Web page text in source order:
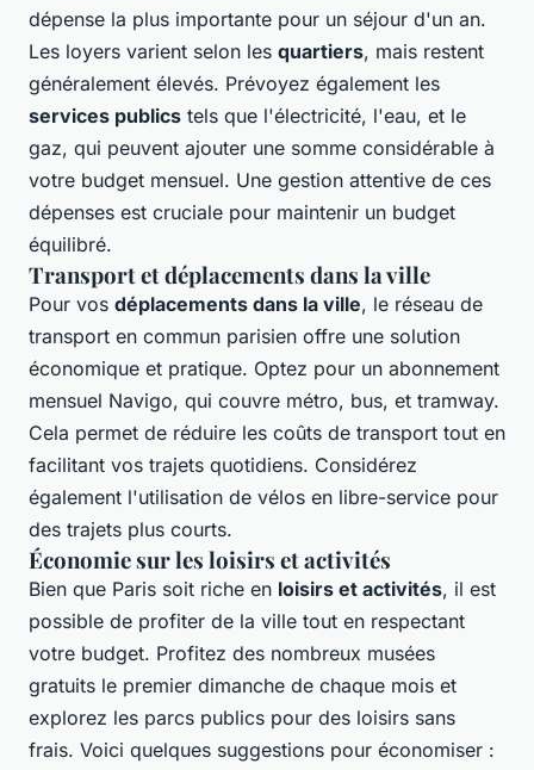
dépense la plus importante pour un séjour d'un an.
Les loyers varient selon les quartiers, mais restent
généralement élevés. Prévoyez également les
services publics tels que l'électricité, l'eau, et le
gaz, qui peuvent ajouter une somme considérable à
votre budget mensuel. Une gestion attentive de ces
dépenses est cruciale pour maintenir un budget
équilibré.
Transport et déplacements dans la ville
Pour vos déplacements dans la ville, le réseau de
transport en commun parisien offre une solution
économique et pratique. Optez pour un abonnement
mensuel Navigo, qui couvre métro, bus, et tramway.
Cela permet de réduire les coûts de transport tout en
facilitant vos trajets quotidiens. Considérez
également l'utilisation de vélos en libre-service pour
des trajets plus courts.
Économie sur les loisirs et activités
Bien que Paris soit riche en loisirs et activités, il est
possible de profiter de la ville tout en respectant
votre budget. Profitez des nombreux musées
gratuits le premier dimanche de chaque mois et
explorez les parcs publics pour des loisirs sans
frais. Voici quelques suggestions pour économiser :